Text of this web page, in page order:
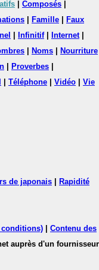
Composés
Famille
Faux
Infinitif| Internet|
Noms
Nourriture
Proverbes
Téléphone Vidéo
Vie
de japonais
Rapidité
Contenu des
auprès d'un fournisseur